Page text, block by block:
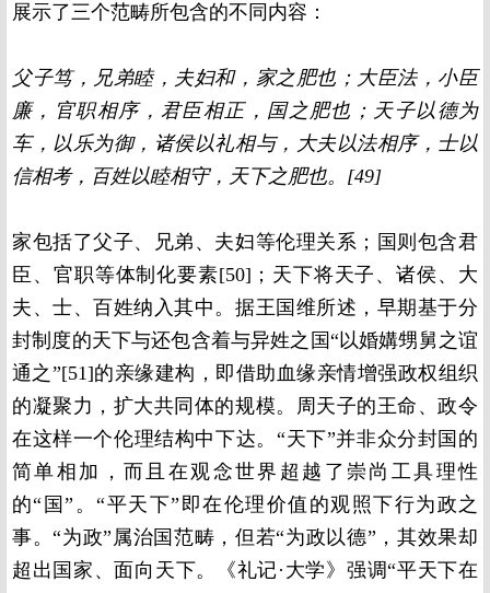
展示了三个范畴所包含的不同内容：
父子笃，兄弟睦，夫妇和，家之肥也；大臣法，小臣
廉，官职相序，君臣相正，国之肥也；天子以德为
车，以乐为御，诸侯以礼相与，大夫以法相序，士以
信相考，百姓以睦相守，天下之肥也。[49]
家包括了父子、兄弟、夫妇等伦理关系；国则包含君
臣、官职等体制化要素[50]；天下将天子、诸侯、大
夫、士、百姓纳入其中。据王国维所述，早期基于分
封制度的天下与还包含着与异姓之国“以婚媾甥舅之谊
通之”[51]的亲缘建构，即借助血缘亲情增强政权组织
的凝聚力，扩大共同体的规模。周天子的王命、政令
在这样一个伦理结构中下达。“天下”并非众分封国的
简单相加，而且在观念世界超越了崇尚工具理性
的“国”。“平天下”即在伦理价值的观照下行为政之
事。“为政”属治国范畴，但若“为政以德”，其效果却
超出国家、面向天下。《礼记·大学》强调“平天下在